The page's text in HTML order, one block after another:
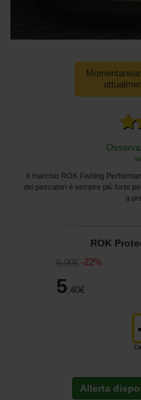
Il marchio ROK Fishing
dei pescatori è sempre più forte
a
ROK
6,90€ -22%
5 ,40€
Allerta